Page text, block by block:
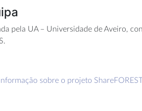
pela UA – Universidade de Aveiro,
sobre o projeto